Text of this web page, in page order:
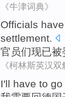
《牛津词典》
Officials
settlement.
官员们现已被
《柯林斯英汉双
I'll have to